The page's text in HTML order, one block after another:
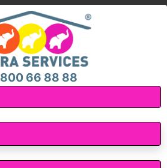
800 66 88 88